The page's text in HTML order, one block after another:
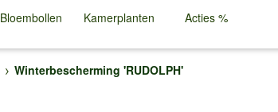
Bloembollen Kamerplanten
↓
Acties %
↓ ↓
Winterbescherming 'RUDOLPH'